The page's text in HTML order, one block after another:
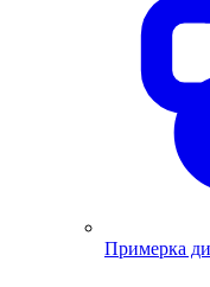
Примерка